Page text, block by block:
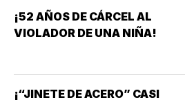
¡52 AÑOS DE CÁRCEL AL
VIOLADOR DE UNA NIÑA!
¡“JINETE DE ACERO” CASI